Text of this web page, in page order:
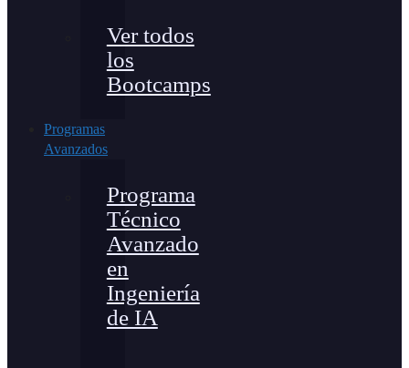
Ver todos
los
Bootcamps
Programas
Avanzados
Programa
Técnico
Avanzado
en
Ingeniería
de IA